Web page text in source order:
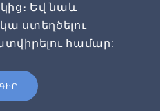
Եվ նաև
ստեղծելու
համար: